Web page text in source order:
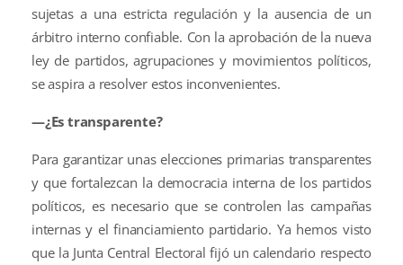
sujetas a una estricta regulación y la ausencia de un
árbitro interno confiable. Con la aprobación de la nueva
ley de partidos, agrupaciones y movimientos políticos,
se aspira a resolver estos inconvenientes.
—¿Es transparente?
Para garantizar unas elecciones primarias transparentes
y que fortalezcan la democracia interna de los partidos
políticos, es necesario que se controlen las campañas
internas y el financiamiento partidario. Ya hemos visto
que la Junta Central Electoral fijó un calendario respecto